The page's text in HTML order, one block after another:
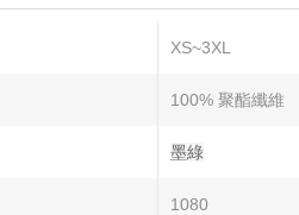
XS~3XL
100% 聚酯纖維
墨綠
1080